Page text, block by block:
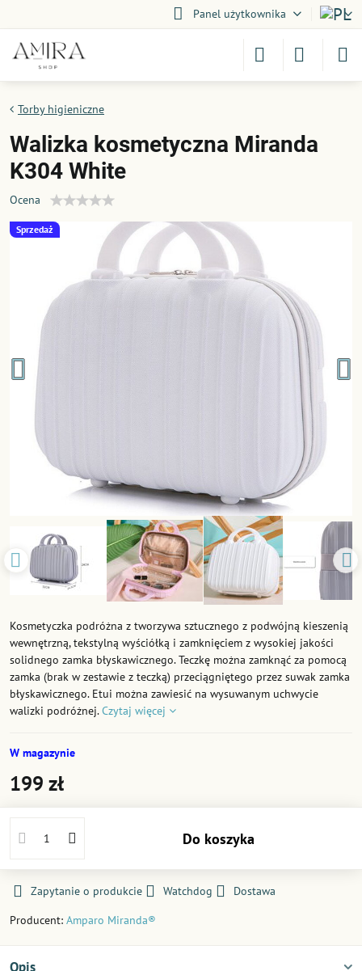
Panel użytkownika
Sprzedaż
Torby higieniczne
Walizka kosmetyczna Miranda
K304 White
Ocena
Kosmetyczka podróżna z tworzywa sztucznego z podwójną kieszenią
wewnętrzną, tekstylną wyściółką i zamknięciem z wysokiej jakości
solidnego zamka błyskawicznego. Teczkę można zamknąć za pomocą
zamka (brak w zestawie z teczką) przeciągniętego przez suwak zamka
błyskawicznego. Etui można zawiesić na wysuwanym uchwycie
walizki podróżnej.Czytaj więcej
W magazynie
199 zł
Do koszyka
Zapytanie o produkcie Watchdog
Dostawa
Producent: Amparo Miranda®
Opis